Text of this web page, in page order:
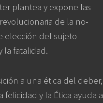
plantea y expone las
de la no-
elección del sujeto
la fatalidad.
a una ética del deber,
y la Ética ayuda a